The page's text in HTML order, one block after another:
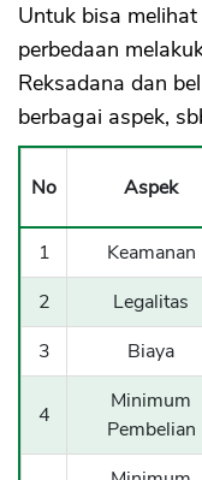
Untuk bisa
perbedaan
Reksadana dan
berbagai aspek,
No Aspek
1 Keamanan
2
Legalitas
3
Biaya
4
Minimum
Pembelian